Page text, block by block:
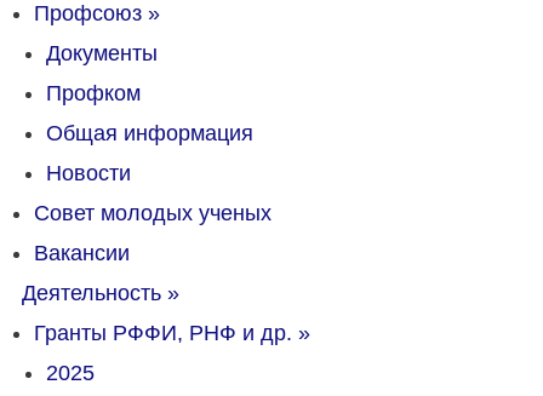
Профсоюз »
Документы
Профком
Общая информация
Новости
Совет молодых ученых
Вакансии
Деятельность »
Гранты РФФИ, РНФ и др. »
2025